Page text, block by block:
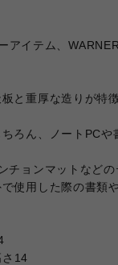
アイテム、
と重厚な造りが特
ろん、ノートPCや
チョンマットなど
使用した際の書類
さ14